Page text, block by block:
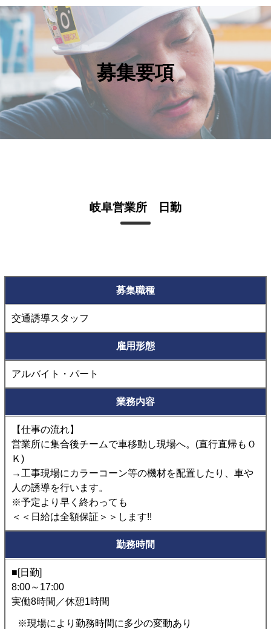
HOME
ライズアップについて
警備依頼の流れ
募集要項
岐阜営業所 日勤
募集職種
交通誘導スタッフ
雇用形態
アルバイト・パート
業務内容
【仕事の流れ】
営業所に集合後チームで車移動し現場へ。(直行直帰もＯ
Ｋ)
→工事現場にカラーコーン等の機材を配置したり、車や
人の誘導を行います。
※予定より早く終わっても
＜＜日給は全額保証＞＞します!!
勤務時間
■[日勤]
8:00～17:00
実働8時間／休憩1時間
※現場により勤務時間に多少の変動あり